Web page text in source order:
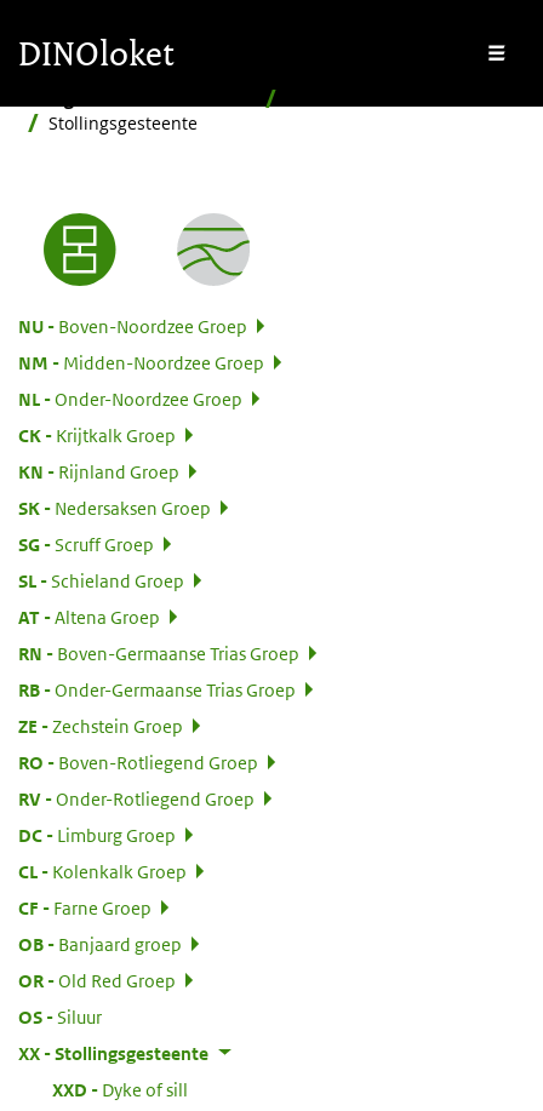
DINOloket
Stollingsgesteente
Nomenclator menu
NU:
Boven-Noordzee Groep
NM
Midden-Noordzee Groep
NL
Onder-Noordzee Groep
CK:
Krijtkalk Groep
KN
Rijnland Groep
SK:
Nedersaksen Groep
SG:
Scruff Groep
SL
Schieland Groep
AT:
Altena Groep
RN
Boven-Germaanse Trias Groep
RB:
Onder-Germaanse Trias Groep
ZE
Zechstein Groep
RO
Boven-Rotliegend Groep
RV:
Onder-Rotliegend Groep
DC:
Limburg Groep
CL
Kolenkalk Groep
CF
Farne Groep
OB:
Banjaard groep
OR:
Old Red Groep
OS:
Siluur
XX:
Stollingsgesteente
XXD
Dyke of sill